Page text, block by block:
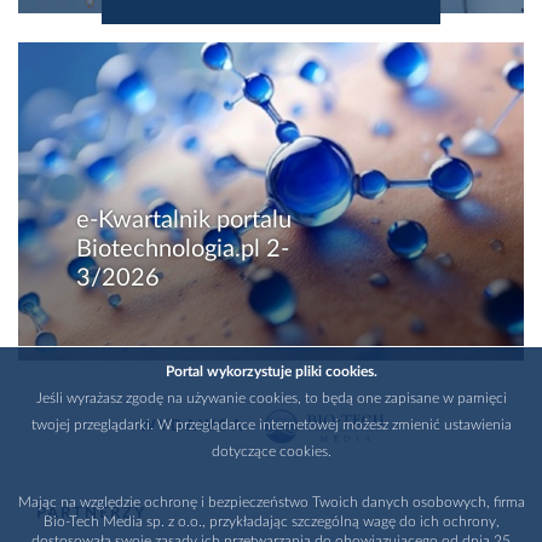
e-Kwartalnik portalu
Biotechnologia.pl 2-
3/2026
WYDAWCA
PARTNERZY
Portal wykorzystuje pliki cookies.
Jeśli wyrażasz zgodę na używanie cookies, to będą one zapisane w pamięci
twojej przeglądarki. W przeglądarce internetowej możesz zmienić ustawienia
dotyczące cookies.
Mając na względzie ochronę i bezpieczeństwo Twoich danych osobowych, firma
Bio-Tech Media sp. z o.o., przykładając szczególną wagę do ich ochrony,